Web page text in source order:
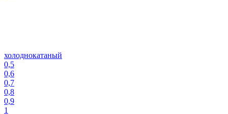
холоднокатаный
0,5
0,6
0,7
0,8
0,9
1